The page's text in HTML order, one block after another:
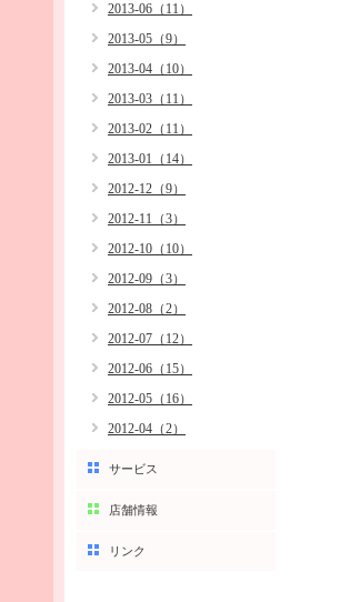
2013-06（11）
2013-05（9）
2013-04（10）
2013-03（11）
2013-02（11）
2013-01（14）
2012-12（9）
2012-11（3）
2012-10（10）
2012-09（3）
2012-08（2）
2012-07（12）
2012-06（15）
2012-05（16）
2012-04（2）
サービス
店舗情報
リンク